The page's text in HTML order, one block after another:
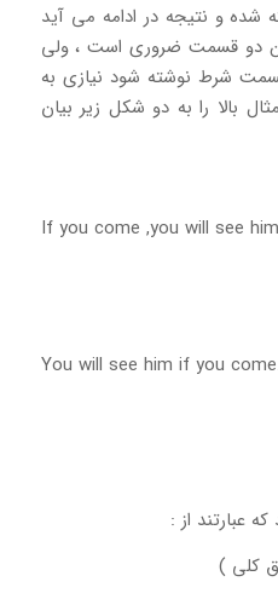
شده و نتیجه در ادامه می آید
دو قسمت ضروری است ، ولی
شرط نوشته شود نیازی به
بالا را به دو شکل زیر بیان
If you come ,you will see him
عبارتند از :